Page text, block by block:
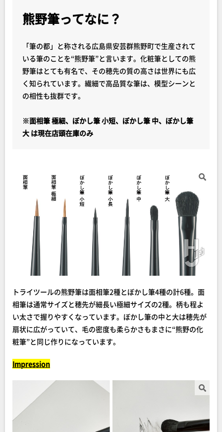
熊野筆ってなに？
「筆の都」と称される広島県安芸群熊野町で生産されて
いる筆のことを“熊野筆”と言います。化粧筆としての熊
野筆はとても有名で、その穂先の質の高さは世界にも広
く知られています。繊細で高品質な筆は、模型シーンと
の相性も抜群です。
※面相筆 極細、ぼかし筆 小短、ぼかし筆 中、ぼかし筆
大 は現在店頭在庫のみ
トライツールの熊野筆は面相筆2種とぼかし筆4種の計6種。面
相筆は通常サイズと穂先が細長い極細サイズの2種。柄も程よ
い太さで握りやすくなっています。ぼかし筆の中と大は穂先が
扇状に広がっていて、毛の密度も柔らかさもまさに“熊野の化
粧筆”と同じ作りになっています。
Impression